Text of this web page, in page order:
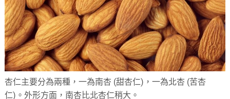
杏仁主要分為兩種，一為南杏 (甜杏仁)，一為北杏 (苦杏
仁)。外形方面，南杏比北杏仁稍大。